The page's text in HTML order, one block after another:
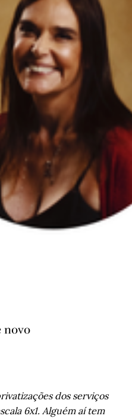
novo
dos serviços
6x1. Alguém aí tem